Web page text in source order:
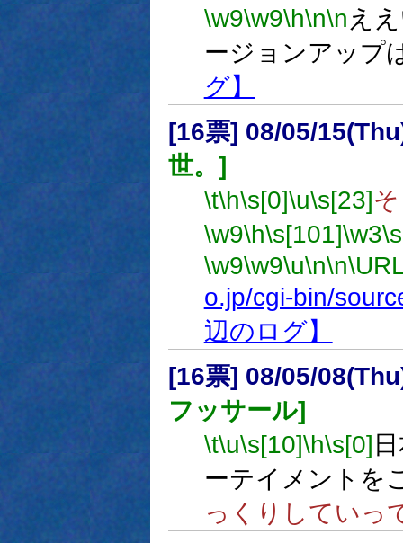
\w9\w9\h\n\n え
ージョンアップ
グ】
[16票] 08/05/
世。]
\t\h\s[0]\u\s[23]
\w9\h\s[101]\w3
\w9\w9\u\n\n
o.jp/cgi-bin/
辺のログ】
[16票] 08/05/
フッサール]
\t\u\s[10]\h\s[0]
ーテイメントを
っくりしていっ